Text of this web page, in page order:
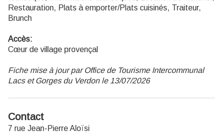
Restauration, Plats à emporter/Plats cuisinés, Traiteur,
Brunch
Accès:
Cœur de village provençal
Fiche mise à jour par Office de Tourisme Intercommunal
Lacs et Gorges du Verdon le 13/07/2026
Contact
7 rue Jean-Pierre Aloïsi